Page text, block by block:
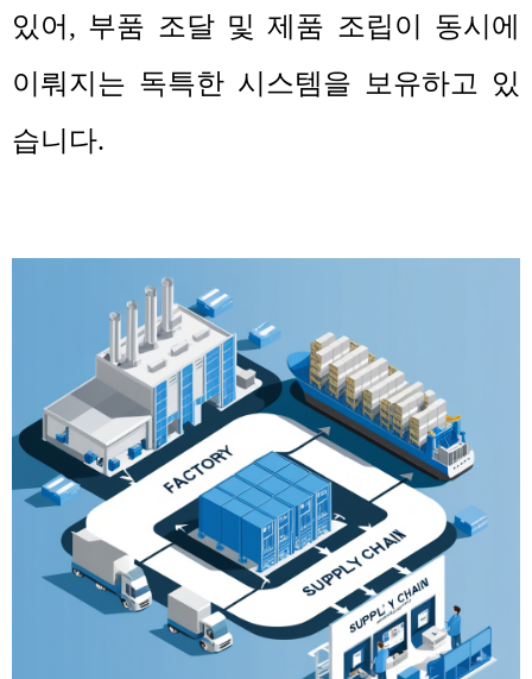
있어 , 부품 조달 및 제품 조립이 동시에
이뤄지는 독특한 시스템을 보유하고 있
습니다.